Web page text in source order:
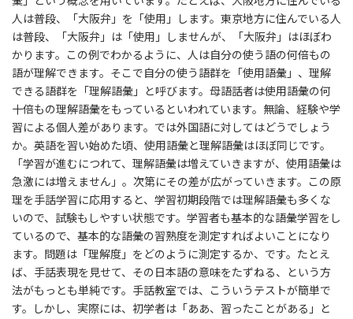
人は普段、「大阪弁」を「使用」します。東京地方に住んでいる人
は普段、「大阪弁」は「使用」しませんが、「大阪弁」はほぼわ
かります。この例でわかるように、人は自分の使う語の何倍もの
語が理解できます。そこで自分の使う語群を「使用語彙」、理解
できる語群を「理解語彙」と呼びます。母語話者は使用語彙の何
十倍もの理解語彙をもっているといわれています。無論、経験や学
習による個人差があります。では外国語に対してはどうでしょう
か。英語を習い始めた頃、使用語彙と理解語彙はほぼ同じです。
「学習が進むにつれて、理解語彙は増えていきますが、使用語彙は
急激には増えません」。次第にその差が広がっていきます。この原
理を手話学習に応用すると、学習初期段階では理解語彙も多くな
いので、試験もしやすい状態です。学習者も基本的な語彙学習をし
ているので、基本的な語彙の習熟度を測定すればよいことになり
ます。問題は「理解度」をどのように測定するか、です。たとえ
ば、手話表現を見せて、その日本語の意味をたずねる、という方
法がもっとも単純です。手話教室では、こういうテストが簡単で
す。しかし、実際には、初学者は「ああ、習ったことがある」と